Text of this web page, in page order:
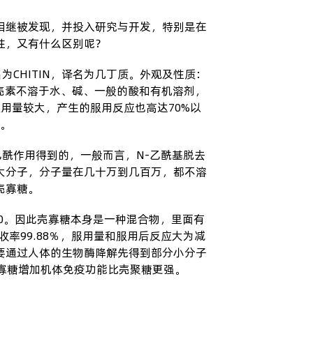
被发现，并投入研究与开发，特别是在
又有什么区别呢？
，译名为几丁质。外观及性质：
不溶于水、碱、一般的酸和有机溶剂，
量较大，产生的服用反应也高达70%以
作用得到的，一般而言，N-乙酰基脱去
子，分子量在几十万到几百万，都不溶
糖。
因此壳寡糖本身是一种混合物，里面有
率99.88％，服用量和服用后反应大为减
过人体的生物酶降解先得到部分小分子
增加机体免疫功能比壳聚糖更强。